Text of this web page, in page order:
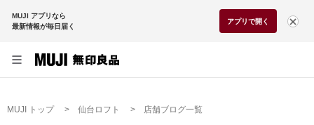
MUJI アプリなら
最新情報が毎日届く
アプリで開く
MUJI トップ 仙台ロフト 店舗ブログ一覧